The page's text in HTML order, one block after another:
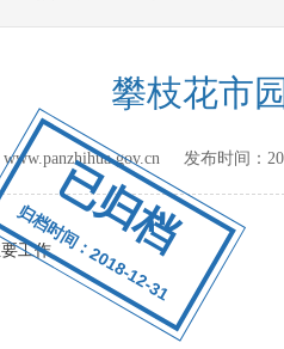
已归档
归档时间：2018-12-31
攀枝花市
www.panzhihua.gov.cn 发布时间：
工作